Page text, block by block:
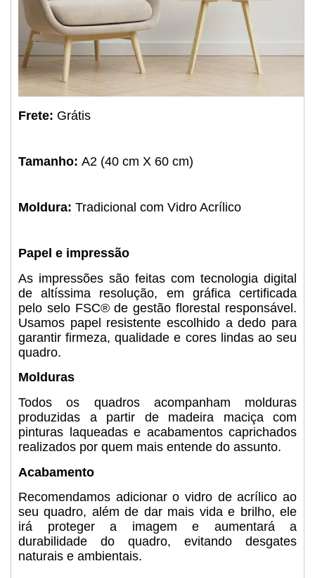
Frete: Grátis
Tamanho: A2 (40 cm X 60 cm)
Moldura: Tradicional com Vidro Acrílico
Papel e impressão
As impressões são feitas com tecnologia digital
de altíssima resolução, em gráfica certificada
pelo selo FSC® de gestão florestal responsável.
Usamos papel resistente escolhido a dedo para
garantir firmeza, qualidade e cores lindas ao seu
quadro.
Molduras
Todos os quadros acompanham molduras
produzidas a partir de madeira maciça com
pinturas laqueadas e acabamentos caprichados
realizados por quem mais entende do assunto.
Acabamento
Recomendamos adicionar o vidro de acrílico ao
seu quadro, além de dar mais vida e brilho, ele
irá proteger a imagem e aumentará a
durabilidade do quadro, evitando desgates
naturais e ambientais.